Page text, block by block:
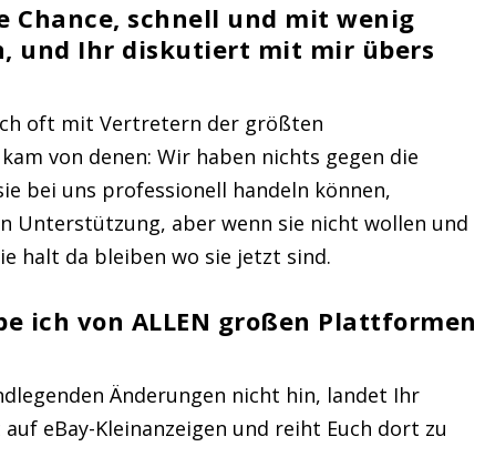
Chance, schnell und mit wenig
und Ihr diskutiert mit mir übers
oft mit Vertretern der größten
von denen: Wir haben nichts gegen die
bei uns professionell handeln können,
Unterstützung, aber wenn sie nicht wollen und
halt da bleiben wo sie jetzt sind.
ich von ALLEN großen Plattformen
Änderungen nicht hin, landet Ihr
eBay-Kleinanzeigen und reiht Euch dort zu